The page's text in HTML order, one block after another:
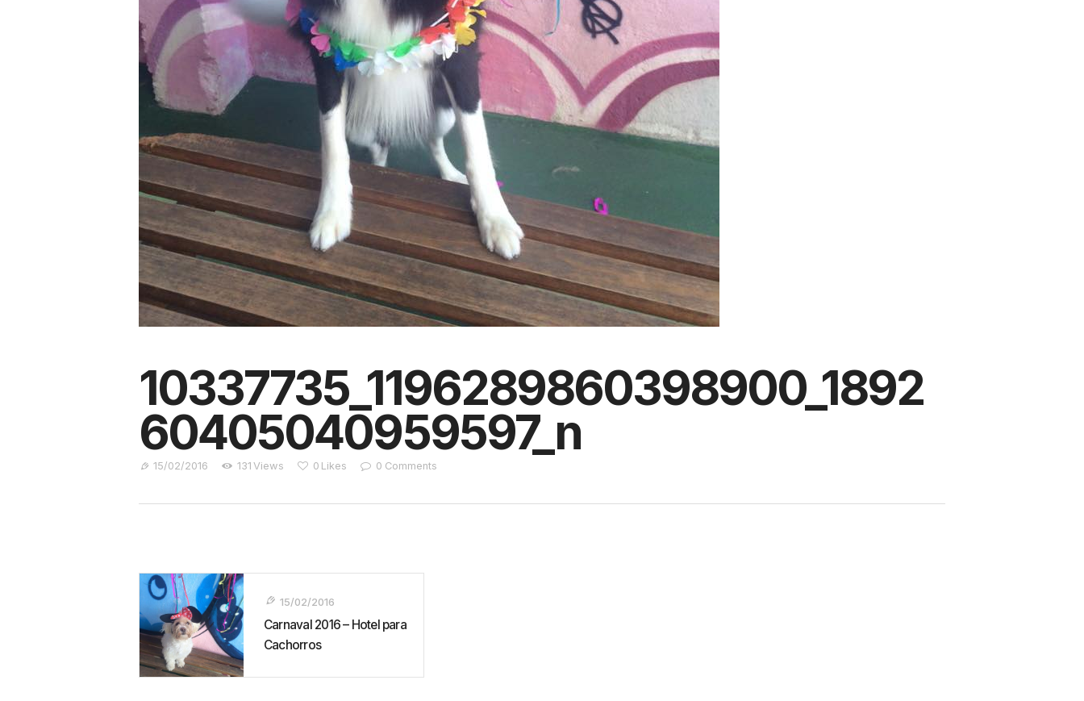
10337735_1196289860398900_1892
60405040959597_n
15/02/2016 131 Views 0 Likes 0 Comments
Navegação
De
Post
15/02/2016
Carnaval 2016 – Hotel para
Cachorros